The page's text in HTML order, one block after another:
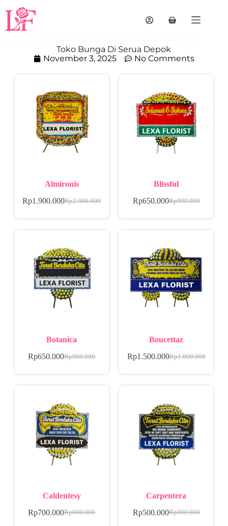
Toko Bunga Di Serua Depok
November 3, 2025
No Comments
Almironis
Rp2.000.000
Rp1.900.000
Blissful
Rp900.000
Rp650.000
Botanica
Rp900.000
Rp650.000
Boucettaz
Rp1.800.000
Rp1.500.000
Caldentesy
Rp800.000
Rp700.000
Carpentera
Rp900.000
Rp500.000